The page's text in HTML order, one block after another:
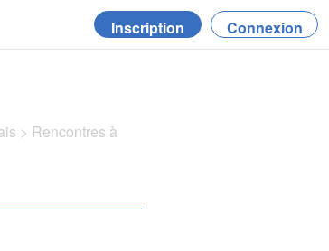
Inscription Connexion
> Rencontres à